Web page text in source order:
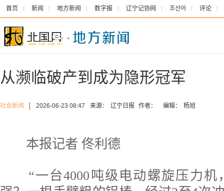
首页 新闻 地方新闻 数字报 辽宁记协网 조선어 评论
从濒临破产到成为隐形冠军
社会新闻 2026-06-23 08:47 来源： 辽宁日报 作者： 编辑： 杨旭
本报记者 佟利德
“一台4000吨级电动螺旋压力机